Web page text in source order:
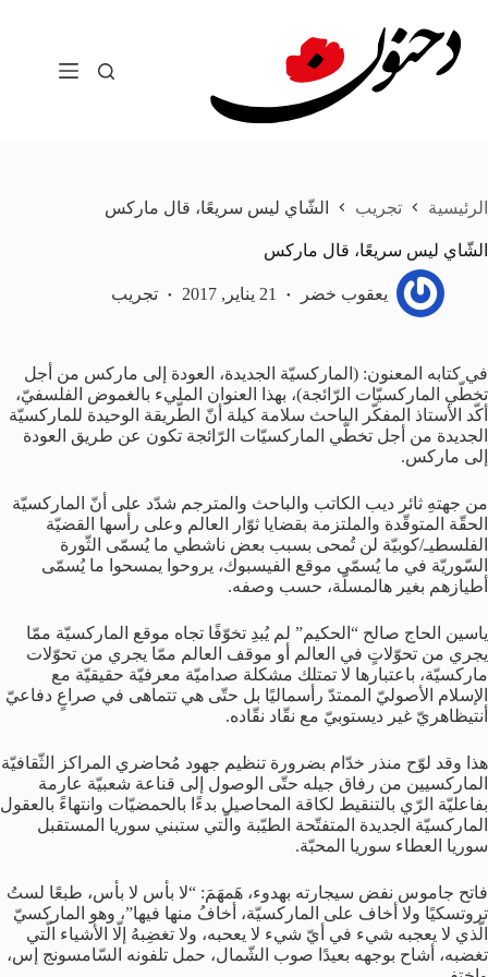
المحتوى
الرئيسية تجريب الشّاي ليس سريعًا، قال ماركس
الشّاي ليس سريعًا، قال ماركس
يعقوب خضر 21 يناير, 2017 تجريب
في كتابه المعنون: (الماركسيّة الجديدة، العودة إلى ماركس من أجل
تخطّي الماركسيّات الرّائجة)، بهذا العنوان المليء بالغموض الفلسفيّ،
أكّد الأستاذ المفكّر الباحث سلامة كيلة أنّ الطّريقة الوحيدة للماركسيّة
الجديدة من أجل تخطّي الماركسيّات الرّائجة تكون عن طريق العودة
إلى ماركس.
من جهتهِ ثائر ديب الكاتب والباحث والمترجم شدّد على أنّ الماركسيّة
الحقّة المتوقّدة والملتزمة بقضايا ثوّار العالم وعلى رأسها القضيّة
الفلسطيـ/كوبيّة لن تُمحى بسبب بعض ناشطي ما يُسمّى الثّورة
السّوريّة في ما يُسمّى موقع الفيسبوك، يروحوا يمسحوا ما يُسمّى
أطيازهم بغير هالمسلّة، حسب وصفه.
ياسين الحاج صالح “الحكيم” لم يُبدِ تخوّفًا تجاه موقع الماركسيّة ممّا
يجري من تحوّلاتٍ في العالم أو موقف العالم ممّا يجري من تحوّلات
ماركسيّة، باعتبارها لا تمتلك مشكلة صداميّة معرفيّة حقيقيّة مع
الإسلام الأصوليّ الممتدّ رأسماليًا بل حتّى هي تتماهى في صراعٍ دفاعيّ
أنتيظاهريّ غير ديستوبيّ مع نقّاد نقّاده.
هذا وقد لوّح منذر خدّام بضرورة تنظيم جهود مُحاضري المراكز الثّقافيّة
الماركسيين من رفاق جيله حتّى الوصول إلى قناعة شعبيّة عارمة
بفاعليّة الرّي بالتنقيط لكاقة المحاصيل بدءًا بالحمضيّات وانتهاءً بالعقول
الماركسيّة الجديدة المتفتّحة الطيّبة والّتي ستبني سوريا المستقبل
سوريا العطاء سوريا المحبّة.
فاتح جاموس نفض سيجارته بهدوء، هَمهَمَ: “لا بأس لا بأس، طبعًا لستُ
تروتسكيًا ولا أخاف على الماركسيّة، أخافُ منها فيها”، وهو الماركسيّ
الّذي لا يعجبه شيء في أيّ شيء لا يعحبه، ولا تغضِبهُ إلّا الأشياء الّتي
تغضبه، أشاح بوجهه بعيدًا صوب الشّمال، حمل تلفونه السّامسونج إس،